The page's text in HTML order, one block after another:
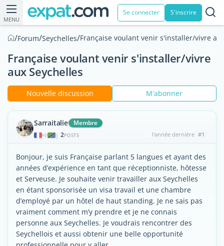
MENU
Se connecter S'inscrire
/Forum/Seychelles/Française voulant venir s'installer/vivre
Française voulant venir s'installer/vivre
aux Seychelles
Nouvelle discussion M'abonner
Sarraitalie Membre
| 2POSTS l'année dernière #1
Bonjour, je suis Française parlant 5 langues et ayant des
années d’expérience en tant que réceptionniste, hôtesse
et Serveuse. Je souhaite venir travailler aux Seychelles
en étant sponsorisée un visa travail et une chambre
d’employé par un hôtel de haut standing. Je ne sais pas
vraiment comment m’y prendre et je ne connais
personne aux Seychelles. Je voudrais rencontrer des
Seychellois et aussi obtenir une belle opportunité